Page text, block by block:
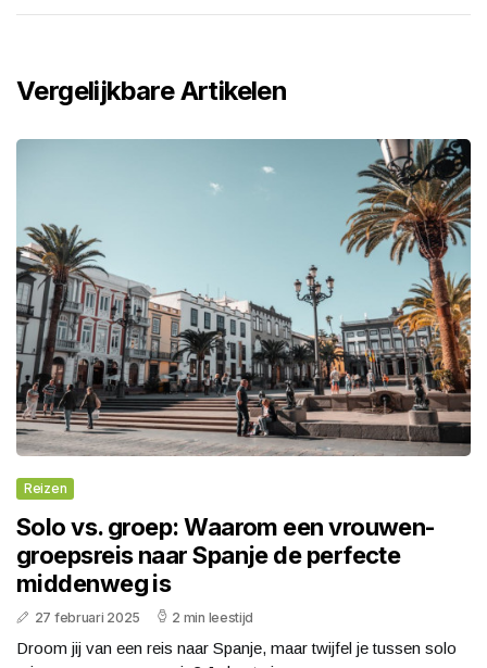
Vergelijkbare Artikelen
Reizen
Solo vs. groep: Waarom een vrouwen-
groepsreis naar Spanje de perfecte
middenweg is
27 februari 2025 2 min leestijd
Droom jij van een reis naar Spanje, maar twijfel je tussen solo